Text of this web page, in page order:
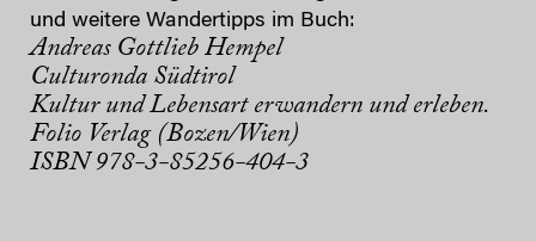
und weitere Wandertipps im Buch:
Andreas Gottlieb Hempel
Culturonda Südtirol
Kultur und Lebensart erwandern und erleben.
Folio Verlag (Bozen/Wien)
ISBN 978-3-85256-404-3